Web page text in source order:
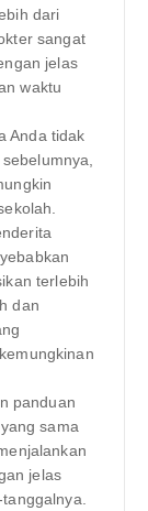
dari
sangat
jelas
waktu
Anda tidak
terlebih
dan
panduan
sama
jelas